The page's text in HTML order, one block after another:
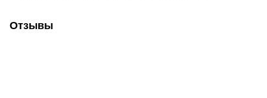
Отзывы